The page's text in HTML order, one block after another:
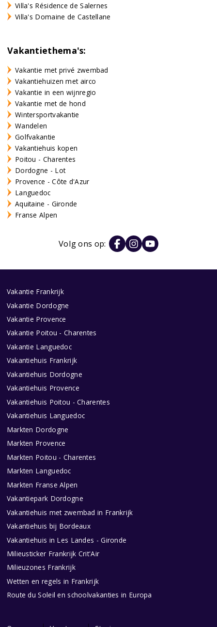
Villa's Résidence de Salernes
Villa's Domaine de Castellane
Vakantiethema's:
Vakantie met privé zwembad
Vakantiehuizen met airco
Vakantie in een wijnregio
Vakantie met de hond
Wintersportvakantie
Wandelen
Golfvakantie
Vakantiehuis kopen
Poitou - Charentes
Dordogne - Lot
Provence - Côte d'Azur
Languedoc
Aquitaine - Gironde
Franse Alpen
Volg ons op:
Vakantie Frankrijk
Vakantie Dordogne
Vakantie Provence
Vakantie Poitou - Charentes
Vakantie Languedoc
Vakantiehuis Frankrijk
Vakantiehuis Dordogne
Vakantiehuis Provence
Vakantiehuis Poitou - Charentes
Vakantiehuis Languedoc
Markten Dordogne
Markten Provence
Markten Poitou - Charentes
Markten Languedoc
Markten Franse Alpen
Vakantiepark Dordogne
Vakantiehuis met zwembad in Frankrijk
Vakantiehuis bij Bordeaux
Vakantiehuis in Les Landes - Gironde
Milieusticker Frankrijk Crit'Air
Milieuzones Frankrijk
Wetten en regels in Frankrijk
Route du Soleil en schoolvakanties in Europa